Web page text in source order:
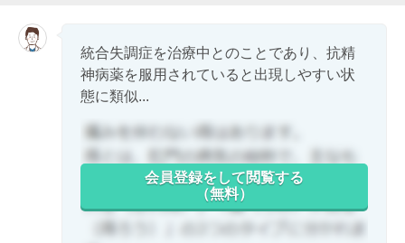
統合失調症を治療中とのことであり、抗精
神病薬を服用されていると出現しやすい状
態に類似...
会員登録をして閲覧する
（無料）